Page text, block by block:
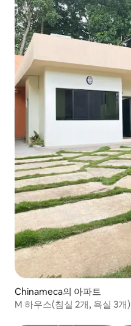
Chinameca의 아파트
M 하우스(침실 2개, 욕실 3개)